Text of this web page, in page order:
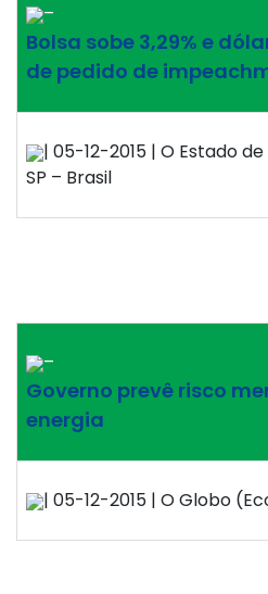
–
Bolsa sobe 3,29% e
de pedido de
| 05-12-2015 | O Estado
SP – Brasil
–
Governo prevê risco
energia
| 05-12-2015 | O Globo